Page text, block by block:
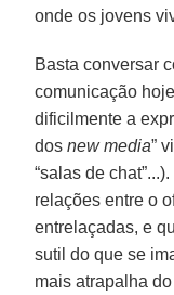
onde os jovens
Basta conversar
comunicação
dificilmente a
dosnew media”
“salas de
relações entre o
entrelaçadas, e
sutil do que se
mais atrapalha